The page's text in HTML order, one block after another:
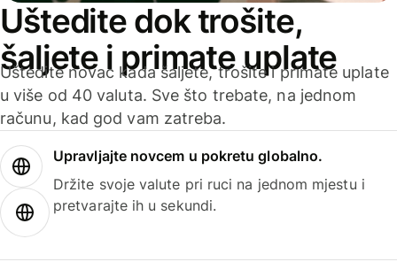
Uštedite dok trošite,
šaljete i primate uplate
Uštedite novac kada šaljete, trošite i primate uplate
u više od 40 valuta. Sve što trebate, na jednom
računu, kad god vam zatreba.
Upravljajte novcem u pokretu globalno.
Držite svoje valute pri ruci na jednom mjestu i
pretvarajte ih u sekundi.